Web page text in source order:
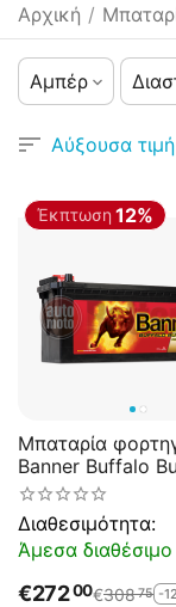
Αρχική /
Αμπέρ
Αύξουσα τιμή
Έκπτωση 12%
Μπαταρία
Banner Buffalo
SHD
800EN Α-
Διαθεσιμότητα:
Άμεσα διαθέσιμο
€27200€30875 -